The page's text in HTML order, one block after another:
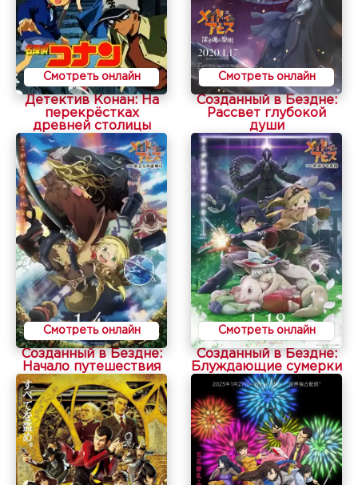
Смотреть онлайн
Детектив Конан: На
перекрёстках
древней столицы
Смотреть онлайн
Созданный в Бездне:
Рассвет глубокой
души
Смотреть онлайн
Созданный в Бездне:
Начало путешествия
Смотреть онлайн
Созданный в Бездне:
Блуждающие сумерки